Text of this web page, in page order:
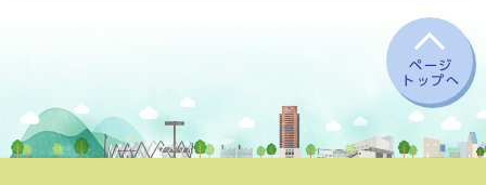
ページ
トップへ